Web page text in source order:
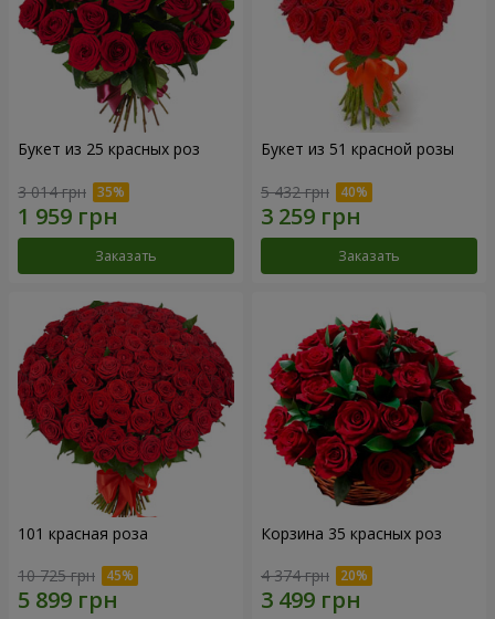
Букет из 25 красных роз
3 014 грн
Заказать
Букет из 51 красной розы
5 432 грн
Заказать
101 красная роза
10 725 грн
Корзина 35 красных роз
4 374 грн